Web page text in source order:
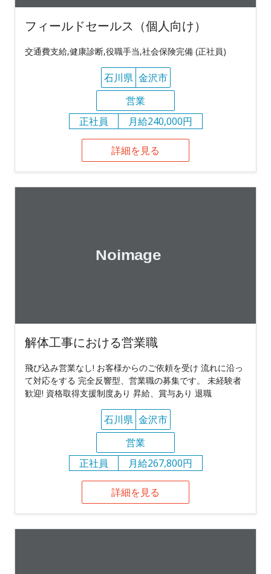
フィールドセールス（個人向け）
交通費支給,健康診断,役職手当,社会保険完備 (正社員)
石川県 金沢市
営業
正社員
月給240,000円
詳細を見る
解体工事における営業職
飛び込み営業なし! お客様からのご依頼を受け 流れに沿っ
て対応をする 完全反響型、営業職の募集です。 未経験者
歓迎! 資格取得支援制度あり 昇給、賞与あり 退職
石川県 金沢市
営業
正社員
月給267,800円
詳細を見る